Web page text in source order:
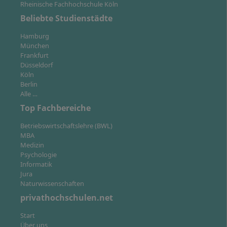
Ein Studium, das sich an Ihr Leben anpasst: Im Onlinestudium an
der IU lernen Sie flexibel und digital wann Sie lernen wollen und
wo Sie lernen wollen.
Im Fernstudium Logopädie an der IU Internationalen
Rheinische Fachhochschule Köln
Beliebte Studienstädte
Hamburg
München
Frankfurt
Düsseldorf
Köln
Berlin
Alle …
Top Fachbereiche
Betriebswirtschaftslehre (BWL)
MBA
Medizin
Psychologie
Informatik
Jura
Naturwissenschaften
privathochschulen.net
Start
Über uns